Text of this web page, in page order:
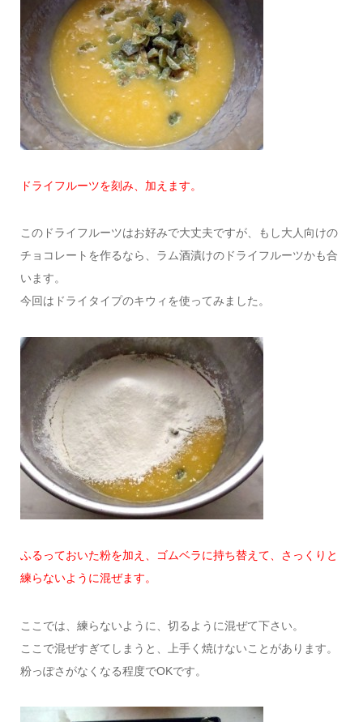
ドライフルーツを刻み、加えます。
このドライフルーツはお好みで大丈夫ですが、もし大人向けの
チョコレートを作るなら、ラム酒漬けのドライフルーツかも合
います。
今回はドライタイプのキウィを使ってみました。
ふるっておいた粉を加え、ゴムベラに持ち替えて、さっくりと
練らないように混ぜます。
ここでは、練らないように、切るように混ぜて下さい。
ここで混ぜすぎてしまうと、上手く焼けないことがあります。
粉っぽさがなくなる程度でOKです。